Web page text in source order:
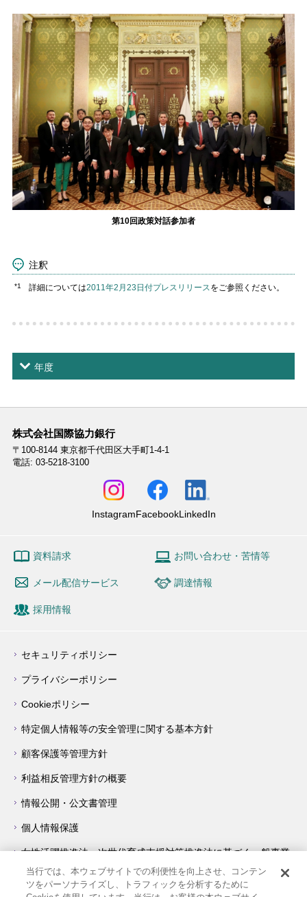
第10回政策対話参加者
注釈
*1 詳細については2011年2月23日付プレスリリースをご参照ください。
年度
株式会社国際協力銀行
〒100-8144 東京都千代田区大手町1-4-1
電話: 03-5218-3100
InstagramFacebookLinkedIn
資料請求 お問い合わせ・苦情等
メール配信サービス 調達情報
採用情報
セキュリティポリシー
プライバシーポリシー
Cookieポリシー
特定個人情報等の安全管理に関する基本方針
顧客保護等管理方針
利益相反管理方針の概要
情報公開・公文書管理
個人情報保護
女性活躍推進法・次世代育成支援対策推進法に基づく一般事業
主行動計画について
障害を理由とする差別の解消の推進に関する対応要領
当行では、本ウェブサイトでの利便性を向上させ、コンテン
ツをパーソナライズし、トラフィックを分析するために